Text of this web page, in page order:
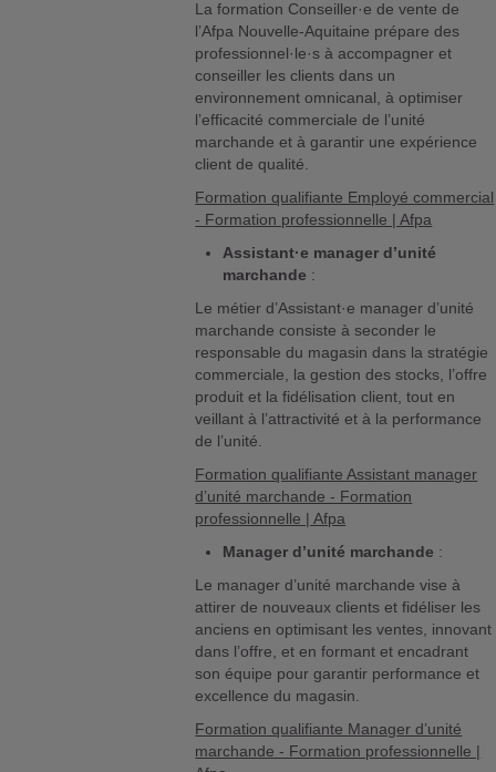
La formation Conseiller·e de vente de
l’Afpa Nouvelle-Aquitaine prépare des
professionnel·le·s à accompagner et
conseiller les clients dans un
environnement omnicanal, à optimiser
l’efficacité commerciale de l’unité
marchande et à garantir une expérience
client de qualité.
Formation qualifiante Employé commercial
- Formation professionnelle | Afpa
Assistant·e manager d’unité
marchande :
Le métier d’Assistant·e manager d’unité
marchande consiste à seconder le
responsable du magasin dans la stratégie
commerciale, la gestion des stocks, l’offre
produit et la fidélisation client, tout en
veillant à l’attractivité et à la performance
de l’unité.
Formation qualifiante Assistant manager
d’unité marchande - Formation
professionnelle | Afpa
Manager d’unité marchande :
Le manager d’unité marchande vise à
attirer de nouveaux clients et fidéliser les
anciens en optimisant les ventes, innovant
dans l’offre, et en formant et encadrant
son équipe pour garantir performance et
excellence du magasin.
Formation qualifiante Manager d’unité
marchande - Formation professionnelle |